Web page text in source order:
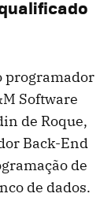
programador
Software
de Roque,
Back-End
de
de dados.